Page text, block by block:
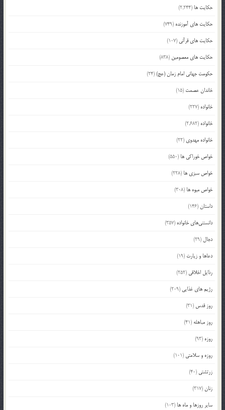
حکایت ها (2,244)
حکایت های آموزنده (749)
حکایت های قرآنی (107)
حکایت های معصومین (838)
حکومت جهانی امام زمان (عج)(24)
خاندان عصمت (15)
خانواده (227)
خانواده (2,682)
خانواده مهدوی (22)
خواص خوراکی ها (550)
خواص سبزی ها (228)
خواص میوه ها (308)
داستان(146)
دانستنی‌های خانواده (357)
دجال (29)
دعاها و زیارت (19)
رذایل اخلاقی (252)
رژیم های غذایی (209)
روز قدس (31)
روز مباهله (41)
روزه (93)
روزه و سلامتی (101)
زرتشتی (40)
زنان(317)
سایر روزها و ماه ها (103)